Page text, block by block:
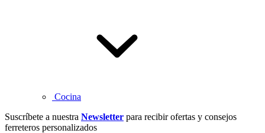
Cocina
Suscríbete a nuestra Newsletter para recibir ofertas y consejos
ferreteros personalizados